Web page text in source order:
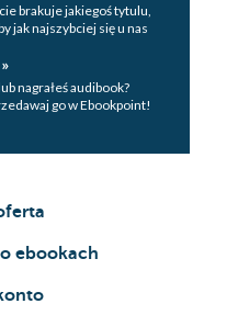
brakuje jakiegoś tytulu,
jak najszybciej się u nas
nagrałeś audibook?
go w Ebookpoint!
ebookach